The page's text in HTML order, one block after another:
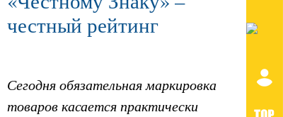
честный рейтинг
Сегодня обязательная маркировка
товаров касается практически